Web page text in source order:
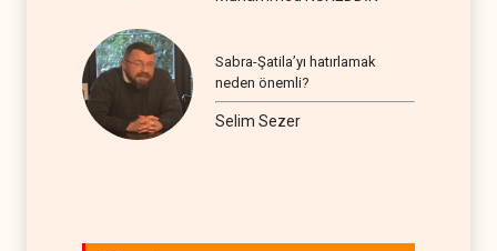
Sabra-Şatila’yı hatırlamak
neden önemli?
Selim Sezer